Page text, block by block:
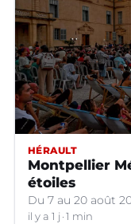
HÉRAULT
Montpellier
étoiles
Du 7 au 20 août
il y a 1 j 1 min